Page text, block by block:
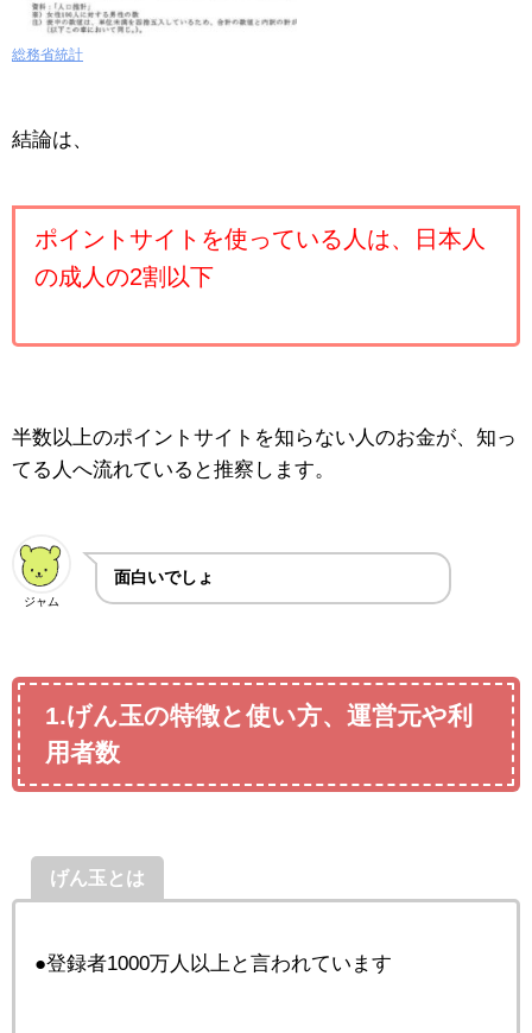
総務省統計
結論は、
ポイントサイトを使っている人は、日本人
の成人の2割以下
半数以上のポイントサイトを知らない人のお金が、知っ
てる人へ流れていると推察します。
ジャム
面白いでしょ
1.げん玉の特徴と使い方、運営元や利
用者数
げん玉とは
●登録者1000万人以上と言われています